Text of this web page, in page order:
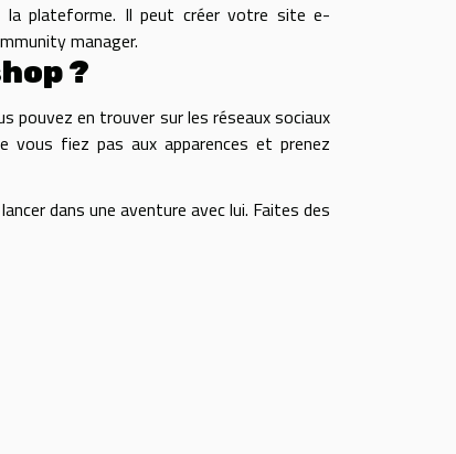
la plateforme. Il peut créer votre site e-
manager.
?
pouvez en trouver sur les réseaux sociaux
vous fiez pas aux apparences et prenez
dans une aventure avec lui. Faites des